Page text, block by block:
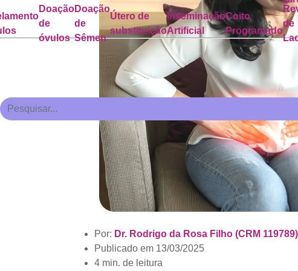
Doação
de
óvulos
Doação
de
Sêmen
Útero de
substituição
Inseminação
Artificial
Coito
Programado
de
Por: Dr. Rodrigo da Rosa Filho (CRM 119789)
Publicado em 13/03/2025
4 min. de leitura